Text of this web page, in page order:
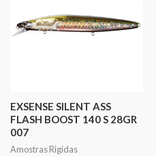
EXSENSE SILENT ASS
FLASH BOOST 140 S 28GR
007
Amostras Rigidas